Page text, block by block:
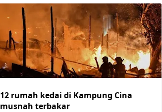
12 rumah kedai di Kampung Cina
musnah terbakar